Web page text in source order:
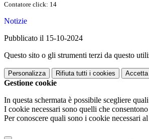
Contatore click: 14
Notizie
Pubblicato il 15-10-2024
Questo sito o gli strumenti terzi da questo
Personalizza Rifiuta tutti i cookies
Gestione cookie
In questa schermata è possibile scegliere
I cookie necessari sono quelli che
Per conoscere quali sono i cookie necessari